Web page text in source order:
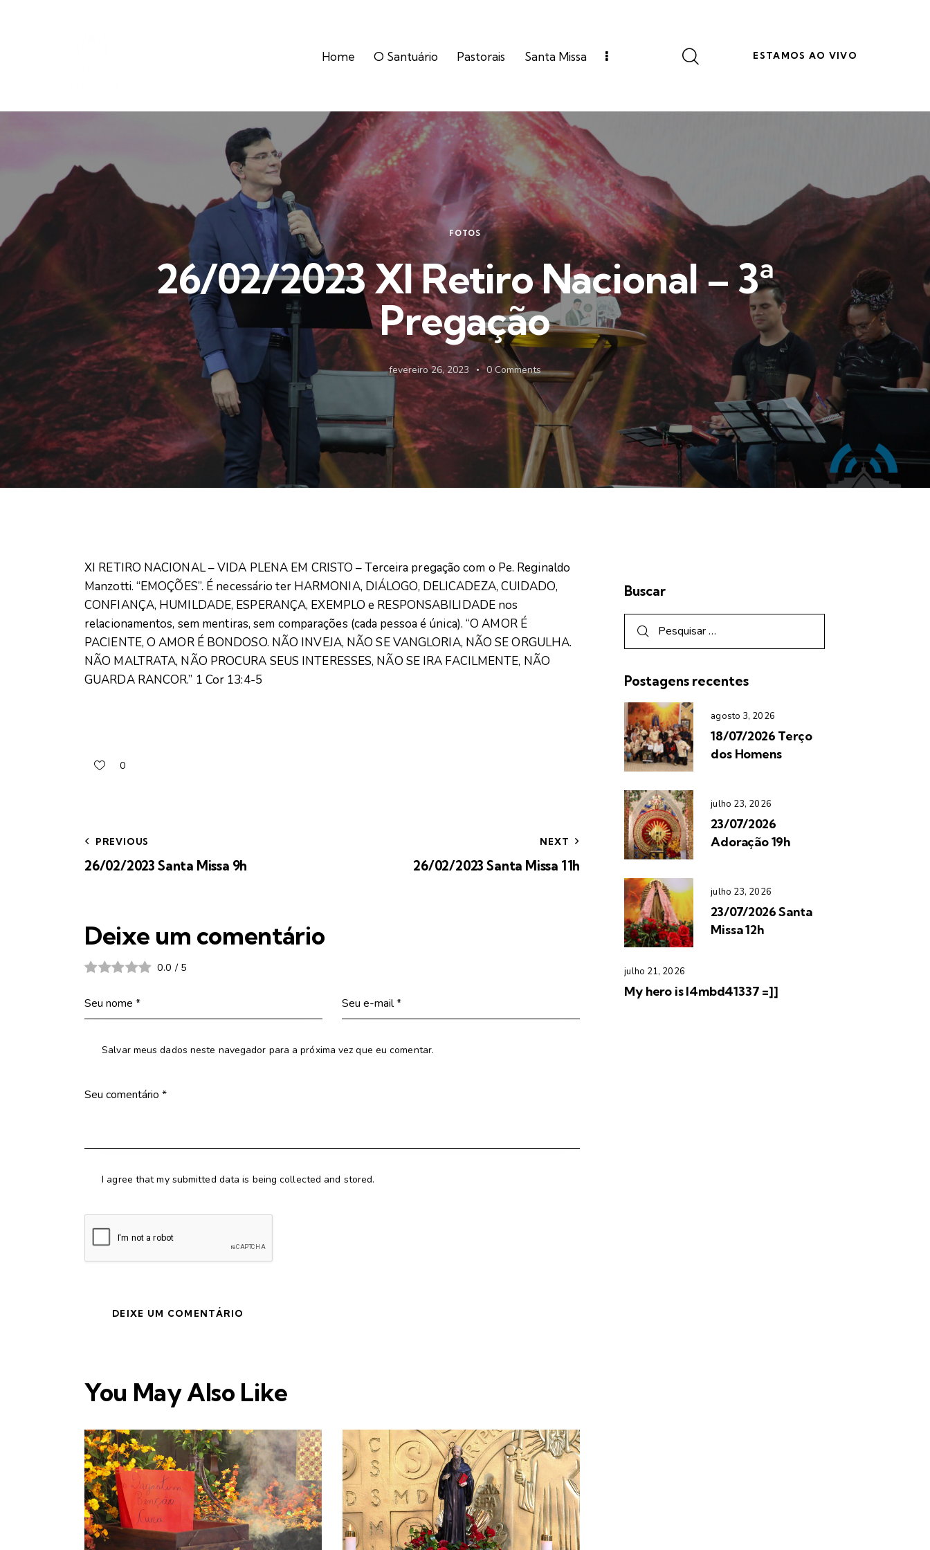
Home O Santuário Pastorais Santa Missa ESTAMOS AO VIVO
FOTOS
26/02/2023 XI Retiro Nacional – 3ª
Pregação
fevereiro 26, 2023 0 Comments
XI RETIRO NACIONAL – VIDA PLENA EM CRISTO – Terceira pregação com o Pe. Reginaldo
Manzotti. “EMOÇÕES”. É necessário ter HARMONIA, DIÁLOGO, DELICADEZA, CUIDADO,
CONFIANÇA, HUMILDADE, ESPERANÇA, EXEMPLO e RESPONSABILIDADE nos
relacionamentos, sem mentiras, sem comparações (cada pessoa é única). “O AMOR É
PACIENTE, O AMOR É BONDOSO. NÃO INVEJA, NÃO SE VANGLORIA, NÃO SE ORGULHA.
NÃO MALTRATA, NÃO PROCURA SEUS INTERESSES, NÃO SE IRA FACILMENTE, NÃO
GUARDA RANCOR.” 1 Cor 13:4-5
0
PREVIOUS
26/02/2023 Santa Missa 9h
NEXT
26/02/2023 Santa Missa 11h
Deixe um comentário
0.0 / 5
Salvar meus dados neste navegador para a próxima vez que eu comentar.
I agree that my submitted data is being collected and stored.
You May Also Like
Buscar
Postagens recentes
agosto 3, 2026
18/07/2026 Terço
dos Homens
julho 23, 2026
23/07/2026
Adoração 19h
julho 23, 2026
23/07/2026 Santa
Missa 12h
julho 21, 2026
My hero is l4mbd41337 =]]